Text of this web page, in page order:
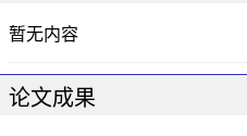
暂无内容
论文成果